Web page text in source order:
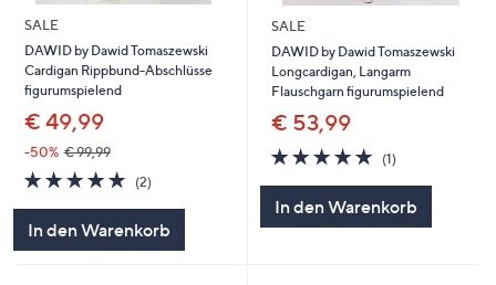
SALE
DAWID by Dawid Tomaszewski
Cardigan Rippbund-Abschlüsse
figurumspielend
€ 49,99
-50% € 99,99
5.0
von
(2)2
In den Warenkorb
SALE
DAWID by Dawid Tomaszewski
Longcardigan, Langarm
Flauschgarn figurumspielend
€ 53,99
5.0
von
(1)1
In den Warenkorb